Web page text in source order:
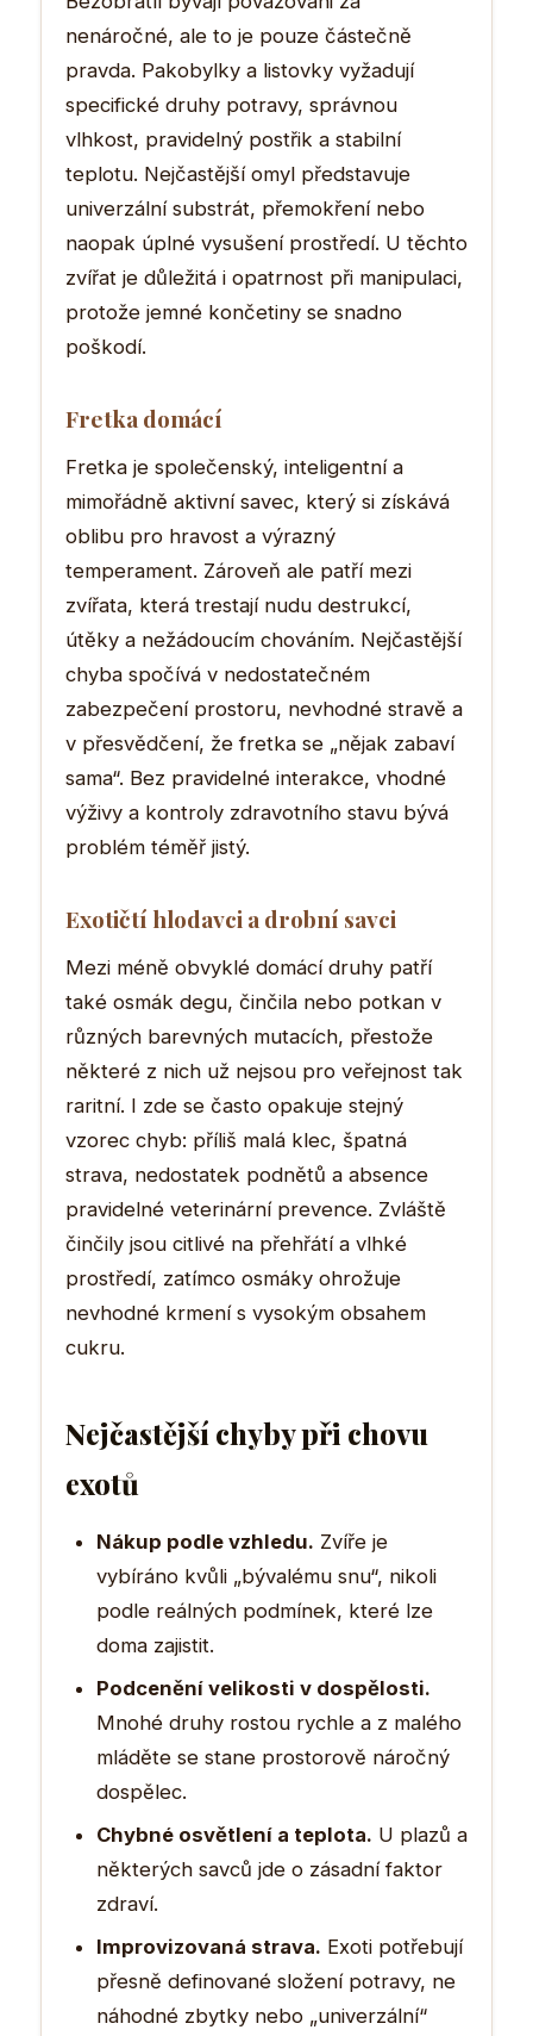
nenáročné, ale to je pouze částečně
pravda. Pakobylky a listovky vyžadují
specifické druhy potravy, správnou
vlhkost, pravidelný postřik a stabilní
teplotu. Nejčastější omyl představuje
univerzální substrát, přemokření nebo
naopak úplné vysušení prostředí. U těchto
zvířat je důležitá i opatrnost při manipulaci,
protože jemné končetiny se snadno
poškodí.
Fretka domácí
Fretka je společenský, inteligentní a
mimořádně aktivní savec, který si získává
oblibu pro hravost a výrazný
temperament. Zároveň ale patří mezi
zvířata, která trestají nudu destrukcí,
útěky a nežádoucím chováním. Nejčastější
chyba spočívá v nedostatečném
zabezpečení prostoru, nevhodné stravě a
v přesvědčení, že fretka se „nějak zabaví
sama“. Bez pravidelné interakce, vhodné
výživy a kontroly zdravotního stavu bývá
problém téměř jistý.
Exotičtí hlodavci a drobní savci
Mezi méně obvyklé domácí druhy patří
také osmák degu, činčila nebo potkan v
různých barevných mutacích, přestože
některé z nich už nejsou pro veřejnost tak
raritní. I zde se často opakuje stejný
vzorec chyb: příliš malá klec, špatná
strava, nedostatek podnětů a absence
pravidelné veterinární prevence. Zvláště
činčily jsou citlivé na přehřátí a vlhké
prostředí, zatímco osmáky ohrožuje
nevhodné krmení s vysokým obsahem
cukru.
Nejčastější chyby při chovu
exotů
Nákup podle vzhledu. Zvíře je
vybíráno kvůli „bývalému snu“, nikoli
podle reálných podmínek, které lze
doma zajistit.
Podcenění velikosti v dospělosti.
Mnohé druhy rostou rychle a z malého
mláděte se stane prostorově náročný
dospělec.
Chybné osvětlení a teplota. U plazů a
některých savců jde o zásadní faktor
zdraví.
Improvizovaná strava. Exoti potřebují
přesně definované složení potravy, ne
náhodné zbytky nebo „univerzální“